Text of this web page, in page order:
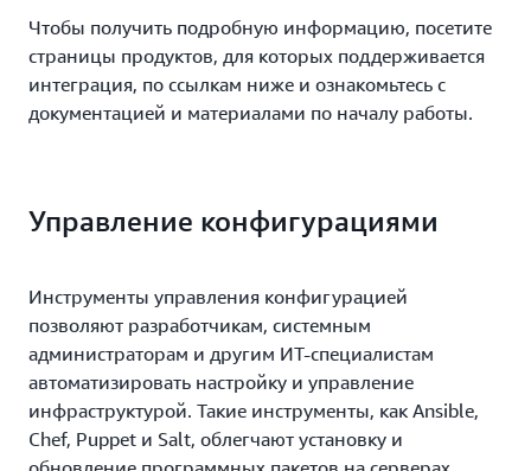
Чтобы получить подробную информацию, посетите
страницы продуктов, для которых поддерживается
интеграция, по ссылкам ниже и ознакомьтесь с
документацией и материалами по началу работы.
Управление конфигурациями
Инструменты управления конфигурацией
позволяют разработчикам, системным
администраторам и другим ИТ‑специалистам
автоматизировать настройку и управление
инфраструктурой. Такие инструменты, как Ansible,
Chef, Puppet и Salt, облегчают установку и